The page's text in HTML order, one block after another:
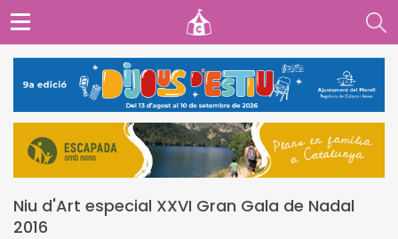
Niu d'Art especial XXVI Gran Gala de Nadal
2016